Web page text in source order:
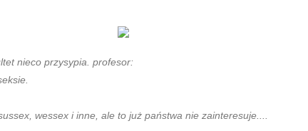
nieco przysypia. profesor:
wessex i inne, ale to już państwa nie zainteresuje....